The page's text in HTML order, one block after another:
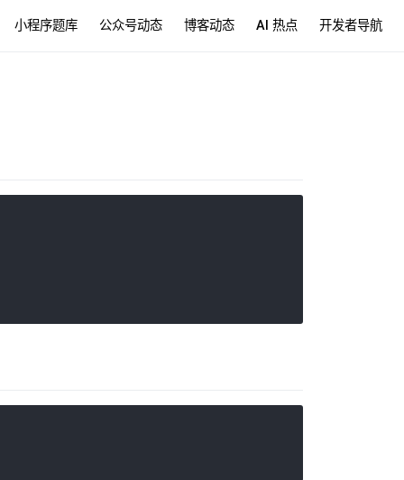
小程序题库 公众号动态 博客动态 AI 热点 开发者导航